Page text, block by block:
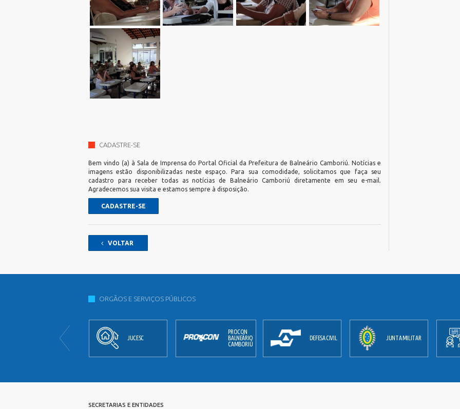
CADASTRE-SE
Bem vindo (a) à Sala de Imprensa do Portal Oficial da Prefeitura de Balneário Camboriú. Notícias e
imagens estão disponibilizadas neste espaço. Para sua comodidade, solicitamos que faça seu
cadastro para receber todas as notícias de Balneário Camboriú diretamente em seu e-mail.
Agradecemos sua visita e estamos sempre à disposição.
CADASTRE-SE
VOLTAR
ORGÃOS E SERVIÇOS PÚBLICOS
JUCESC DEFESA CIVIL JUNTA MILITAR
ACESSO A
INFORMAÇÃO
SECRETARIAS E ENTIDADES